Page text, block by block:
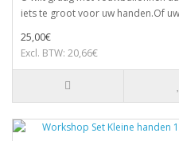
iets te groot voor uw handen.Of
25,00€
Excl. BTW: 20,66€